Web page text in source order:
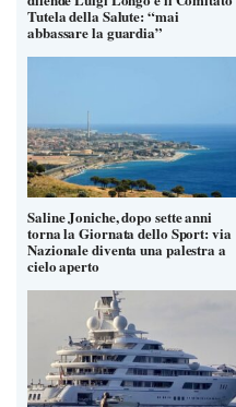
Tutela della Salute: “mai
abbassare la guardia”
Saline Joniche, dopo sette anni
torna la Giornata dello Sport: via
Nazionale diventa una palestra a
cielo aperto